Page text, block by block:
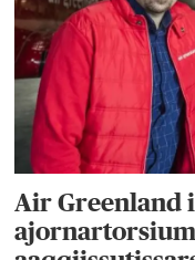
Air Greenland